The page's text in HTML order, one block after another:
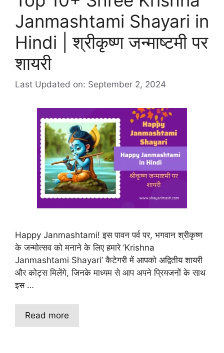
Janmashtami Shayari in
Hindi | श्रीकृष्ण जन्माष्टमी पर
शायरी
Last Updated on: September 2, 2024
Happy Janmashtami! इस पावन पर्व पर, भगवान श्रीकृष्ण
के जन्मोत्सव को मनाने के लिए हमारे ‘Krishna
Janmashtami Shayari’ कैटेगरी में आपको अद्वितीय शायरी
और कोट्स मिलेंगे, जिनके माध्यम से आप अपने प्रियजनों के साथ
इस …
Read more